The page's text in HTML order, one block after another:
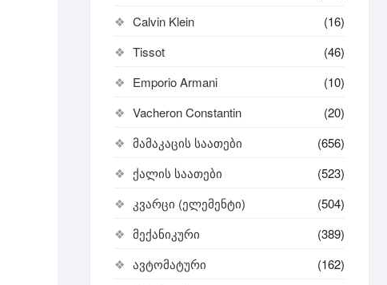
Calvin Klein
(16)
Tissot
(46)
Emporio Armani
(10)
Vacheron Constantin
(20)
მამაკაცის საათები
(656)
ქალის საათები
(523)
კვარცი (ელემენტი)
(504)
მექანიკური
(389)
ავტომატური
(162)